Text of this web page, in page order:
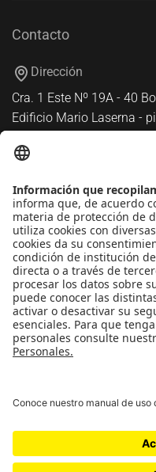
Contacto
Dirección
Cra. 1 Este Nº 19A - 40
Edificio Mario Laserna -
Enlaces de interés
Línea de Transparencia
Protección de datos
Transparencia y Acceso
Universidad de los Andes
1297 del 30 de mayo de
jurídica: Resolución 28